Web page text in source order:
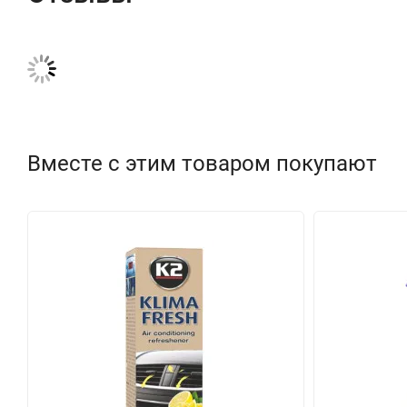
Вместе с этим товаром покупают